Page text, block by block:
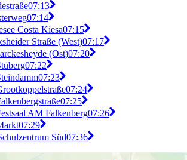
07:13
07:14
Costa Kiesa07:15
Straße (West)07:17
(Ost)07:20
07:22
07:23
07:24
07:25
AM Falkenberg07:26
07:29
Süd07:36